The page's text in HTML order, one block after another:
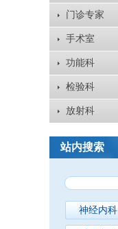
门诊专家
手术室
功能科
检验科
放射科
站内搜索
神经内科